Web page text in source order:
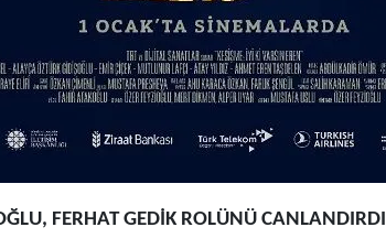
FERHAT GEDİK ROLÜNÜ CANLANDIRDI